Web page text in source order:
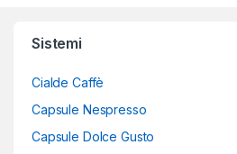
Sistemi
Cialde Caffè
Capsule Nespresso
Capsule Dolce Gusto